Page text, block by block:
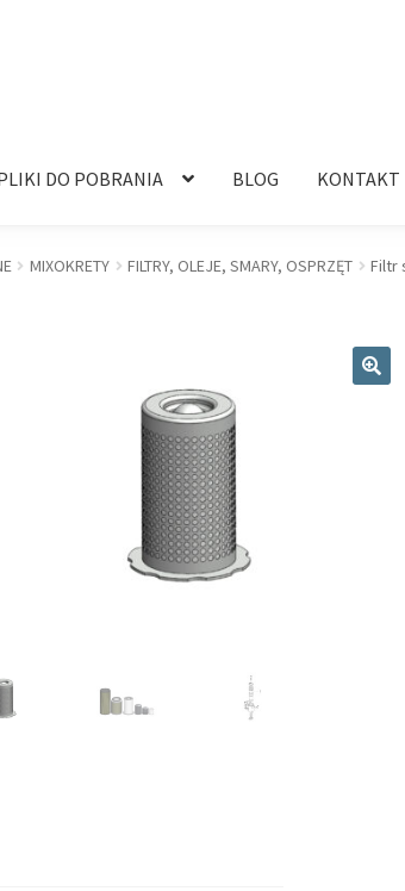
DO POBRANIA BLOG KONTAKT
MIXOKRETY FILTRY, OLEJE, SMARY, OSPRZĘT Filtr